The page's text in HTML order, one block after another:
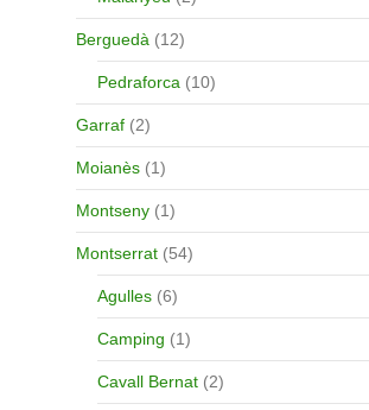
Berguedà (12)
Pedraforca (10)
Garraf (2)
Moianès (1)
Montseny (1)
Montserrat (54)
Agulles (6)
Camping (1)
Cavall Bernat (2)